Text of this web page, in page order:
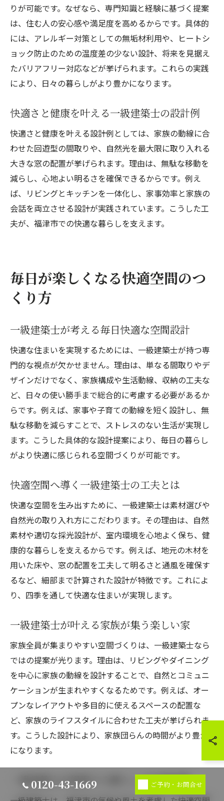
りが可能です。なぜなら、専門知識と経験に基づく提案
は、住む人の安心感や満足度を高めるからです。具体的
には、アレルギー対策としての無垢材利用や、ヒートシ
ョック防止のための温度差の少ない設計、将来を見据え
たバリアフリー対応などが挙げられます。これらの実践
により、日々の暮らしがより豊かになります。
快適さと健康を叶える一級建築士の設計例
快適さと健康を叶える設計例としては、家族の動線に合
わせた回遊型の間取りや、自然光を最大限に取り入れる
大きな窓の配置が挙げられます。理由は、無駄な移動を
減らし、心地よい明るさを確保できるからです。例え
ば、リビングとキッチンを一体化し、家事効率と家族の
会話を両立させる設計が実践されています。こうした工
夫が、福津市での快適な暮らしを支えます。
毎日が楽しくなる快適空間のつ
くり方
一級建築士が考える毎日快適な空間設計
快適な住まいを実現するためには、一級建築士が持つ専
門的な視点が欠かせません。理由は、単なる間取りやデ
ザインだけでなく、家族構成や生活動線、収納の工夫な
ど、日々の使い勝手まで総合的に考慮する必要があるか
らです。例えば、家事や子育ての動線を短く設計し、無
駄な移動を減らすことで、ストレスのない生活が実現し
ます。こうした具体的な設計提案により、毎日の暮らし
がより快適に感じられる空間づくりが可能です。
快適空間へ導く一級建築士の工夫とは
快適な空間を生み出すために、一級建築士は素材選びや
自然光の取り入れ方にこだわります。その理由は、自然
素材や適切な採光設計が、室内環境を心地よく保ち、健
康的な暮らしを支えるからです。例えば、地元の木材を
用いた床や、窓の配置を工夫して明るさと通風を確保す
るなど、細部まで計算された設計が特徴です。これによ
り、四季を通して快適な住まいが実現します。
一級建築士が叶える家族が集う楽しい家
家族全員が集まりやすい空間づくりは、一級建築士なら
ではの提案が光ります。理由は、リビングやダイニング
を中心に家族の動線を設計することで、自然とコミュニ
ケーションが生まれやすくなるためです。例えば、オー
プンなレイアウトや多目的に使えるスペースの配置な
ど、家族のライフスタイルに合わせた工夫が挙げられま
す。こうした設計により、家族団らんの時間がより豊か
になります。
一級建築士が提案する暮らしの快適空間
0120-43-1669 ご予約・お問合せ